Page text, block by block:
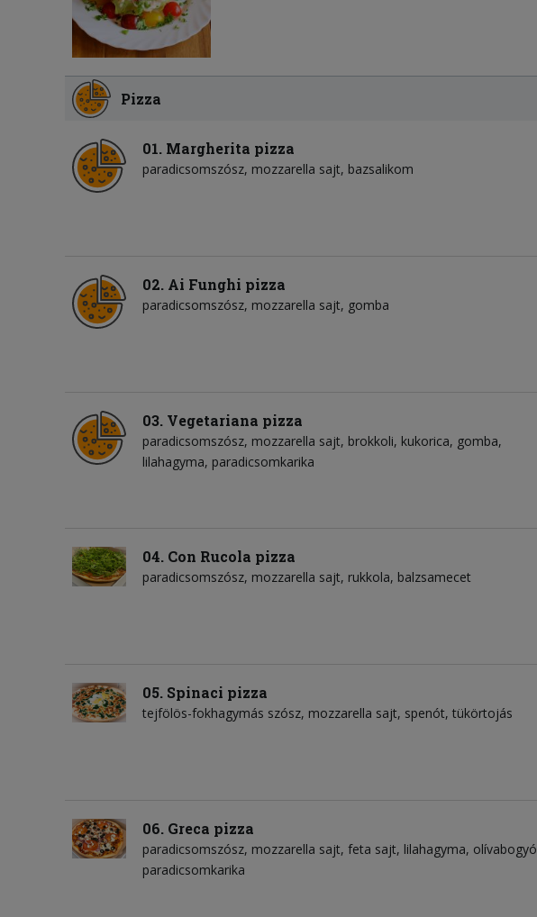
Pizza
01. Margherita pizza
paradicsomszósz mozzarella sajt bazsalikom
02. Ai Funghi pizza
paradicsomszósz mozzarella sajt gomba
03. Vegetariana pizza
paradicsomszósz mozzarella sajt brokkoli kukorica gomba
lilahagyma paradicsomkarika
04. Con Rucola pizza
paradicsomszósz mozzarella sajt rukkola balzsamecet
05. Spinaci pizza
tejfölös-fokhagymás szósz mozzarella sajt spenót tükörtojás
06. Greca pizza
paradicsomszósz mozzarella sajt feta sajt lilahagyma olívabogyó
paradicsomkarika